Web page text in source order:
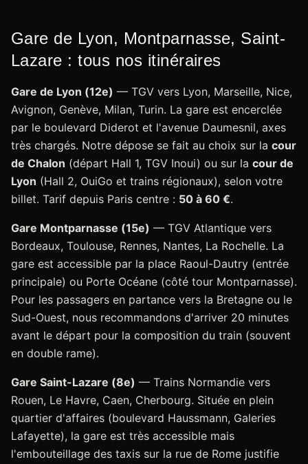
Gare de Lyon, Montparnasse, Saint-
Lazare : tous nos itinéraires
Gare de Lyon (12e) — TGV vers Lyon, Marseille, Nice,
Avignon, Genève, Milan, Turin. La gare est encerclée
par le boulevard Diderot et l'avenue Daumesnil, axes
très chargés. Notre dépose se fait au choix sur la cour
de Chalon (départ Hall 1, TGV Inoui) ou sur la cour de
Lyon (Hall 2, OuiGo et trains régionaux), selon votre
billet. Tarif depuis Paris centre : 50 à 60 €.
Gare Montparnasse (15e) — TGV Atlantique vers
Bordeaux, Toulouse, Rennes, Nantes, La Rochelle. La
gare est accessible par la place Raoul-Dautry (entrée
principale) ou Porte Océane (côté tour Montparnasse).
Pour les passagers en partance vers la Bretagne ou le
Sud-Ouest, nous recommandons d'arriver 20 minutes
avant le départ pour la composition du train (souvent
en double rame).
Gare Saint-Lazare (8e) — Trains Normandie vers
Rouen, Le Havre, Caen, Cherbourg. Située en plein
quartier d'affaires (boulevard Haussmann, Galeries
Lafayette), la gare est très accessible mais
l'embouteillage des taxis sur la rue de Rome justifie